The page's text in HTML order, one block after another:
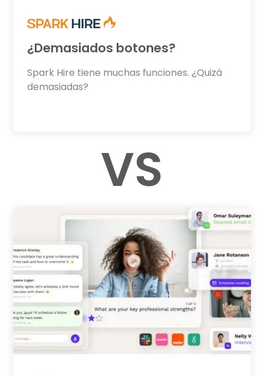
¿Demasiados botones?
Spark Hire tiene muchas funciones. ¿Quizá
demasiadas?
VS